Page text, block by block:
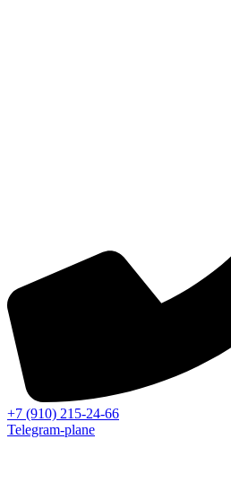
+7 (910) 215-24-66
Telegram-plane